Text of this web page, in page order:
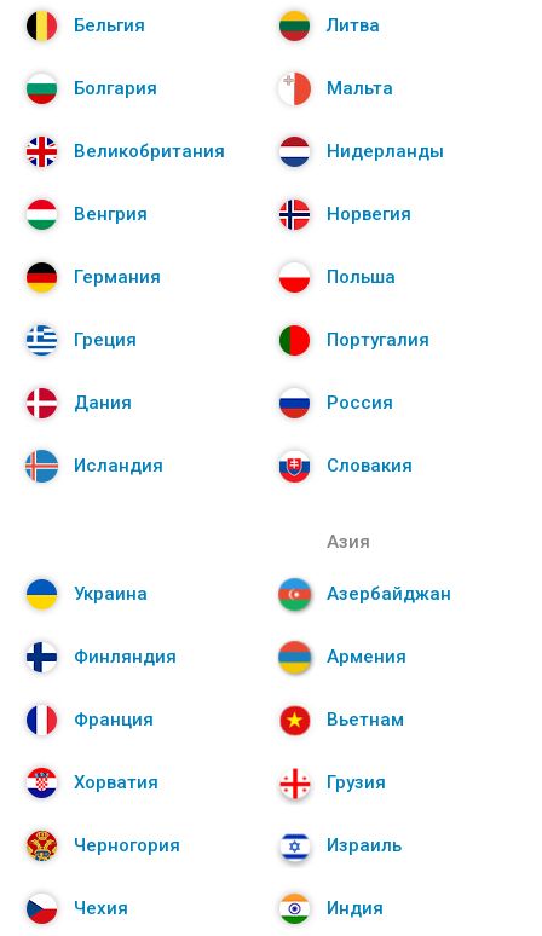
Бельгия
Болгария
Великобритания
Венгрия
Германия
Греция
Дания
Исландия
Литва
Мальта
Нидерланды
Норвегия
Польша
Португалия
Россия
Словакия
Украина
Финляндия
Франция
Хорватия
Черногория
Чехия
Азия
Азербайджан
Армения
Вьетнам
Грузия
Израиль
Индия